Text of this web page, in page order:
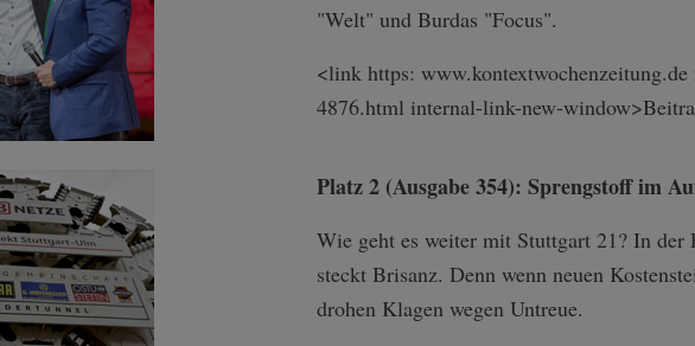
"Welt" und Burdas "Focus".
<link https:
4876.html internal-link-n­ew-
Platz 2 (Ausgabe 354): Sprengstoff im
Wie geht es weiter mit Stuttgart 21? In der
steckt Brisanz. Denn wenn neuen
drohen Klagen wegen Untreue.